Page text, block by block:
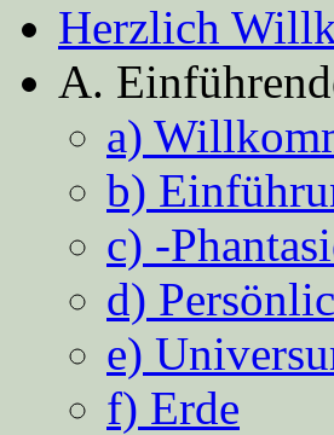
Herzlich
A.
a)
b)
c) -
d)
e)
f) Erde